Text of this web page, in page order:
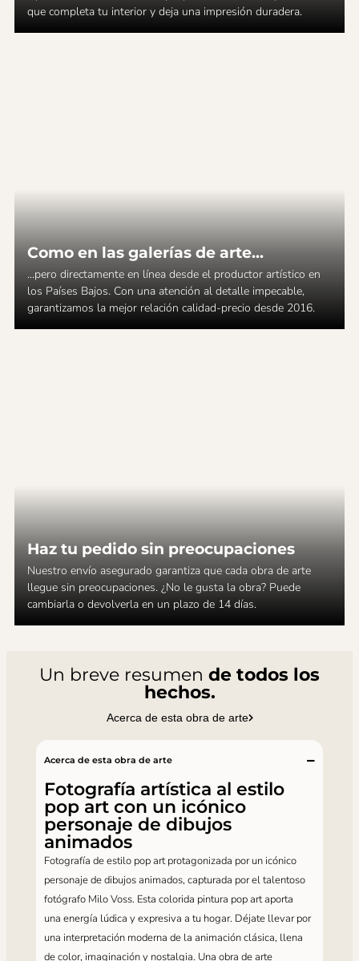
que completa tu interior y deja una impresión duradera.
Como en las galerías de arte...
...pero directamente en línea desde el productor artístico en
los Países Bajos. Con una atención al detalle impecable,
garantizamos la mejor relación calidad-precio desde 2016.
Haz tu pedido sin preocupaciones
Nuestro envío asegurado garantiza que cada obra de arte
llegue sin preocupaciones. ¿No le gusta la obra? Puede
cambiarla o devolverla en un plazo de 14 días.
Un breve resumen de todos los
hechos.
Acerca de esta obra de arte
Acerca de esta obra de arte
Fotografía artística al estilo
pop art con un icónico
personaje de dibujos
animados
Fotografía de estilo pop art protagonizada por un icónico
personaje de dibujos animados, capturada por el talentoso
fotógrafo Milo Voss. Esta colorida pintura pop art aporta
una energía lúdica y expresiva a tu hogar. Déjate llevar por
una interpretación moderna de la animación clásica, llena
de color, imaginación y nostalgia. Una obra de arte